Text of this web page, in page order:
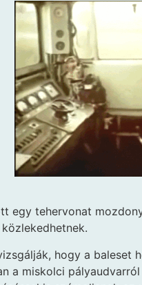
egy tehervonat
hogy a baleset
a miskolci